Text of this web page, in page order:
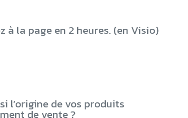
à la page en 2 heures. (en Visio)
l’origine de vos produits
de vente ?